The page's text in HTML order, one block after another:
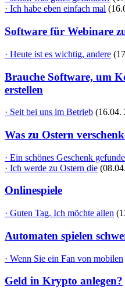
· Ich habe eben einfach mal
Software für Webinare
· Heute ist es wichtig, andere
Brauche Software, um
erstellen
· Seit bei uns im Betrieb (16.04.
Was zu Ostern
· Ein schönes Geschenk
· Ich werde zu Ostern die
Onlinespiele
· Guten Tag. Ich möchte allen
Automaten spielen
· Wenn Sie ein Fan von mobilen
Geld in Krypto anlegen?